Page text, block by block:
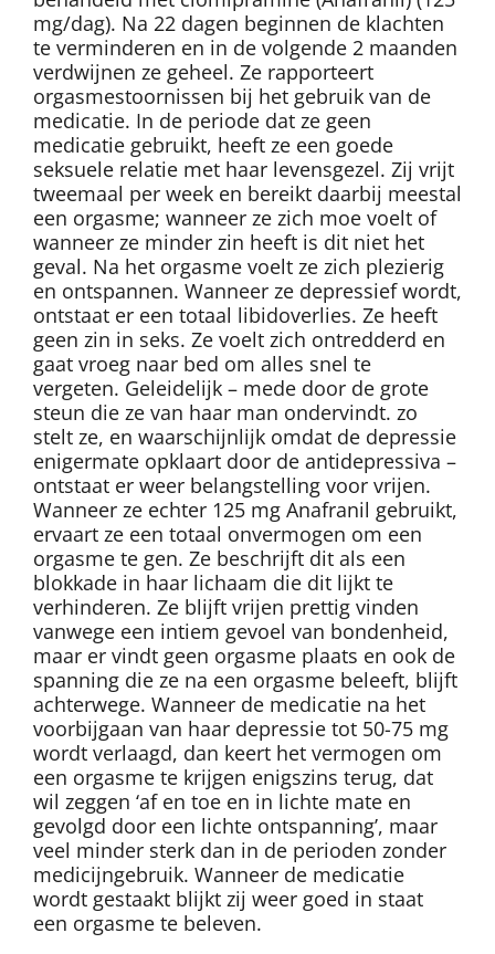
mg/dag). Na 22 dagen beginnen de klachten
te verminderen en in de volgende 2 maanden
verdwijnen ze geheel. Ze rapporteert
orgasmestoornissen bij het gebruik van de
medicatie. In de periode dat ze geen
medicatie gebruikt, heeft ze een goede
seksuele relatie met haar levensgezel. Zij vrijt
tweemaal per week en bereikt daarbij meestal
een orgasme; wanneer ze zich moe voelt of
wanneer ze minder zin heeft is dit niet het
geval. Na het orgasme voelt ze zich plezierig
en ontspannen. Wanneer ze depressief wordt,
ontstaat er een totaal libidoverlies. Ze heeft
geen zin in seks. Ze voelt zich ontredderd en
gaat vroeg naar bed om alles snel te
vergeten. Geleidelijk – mede door de grote
steun die ze van haar man ondervindt. zo
stelt ze, en waarschijnlijk omdat de depressie
enigermate opklaart door de antidepressiva –
ontstaat er weer belangstelling voor vrijen.
Wanneer ze echter 125 mg Anafranil gebruikt,
ervaart ze een totaal onvermogen om een
orgasme te gen. Ze beschrijft dit als een
blokkade in haar lichaam die dit lijkt te
verhinderen. Ze blijft vrijen prettig vinden
vanwege een intiem gevoel van bondenheid,
maar er vindt geen orgasme plaats en ook de
spanning die ze na een orgasme beleeft, blijft
achterwege. Wanneer de medicatie na het
voorbijgaan van haar depressie tot 50-75 mg
wordt verlaagd, dan keert het vermogen om
een orgasme te krijgen enigszins terug, dat
wil zeggen ‘af en toe en in lichte mate en
gevolgd door een lichte ontspanning’, maar
veel minder sterk dan in de perioden zonder
medicijngebruik. Wanneer de medicatie
wordt gestaakt blijkt zij weer goed in staat
een orgasme te beleven.